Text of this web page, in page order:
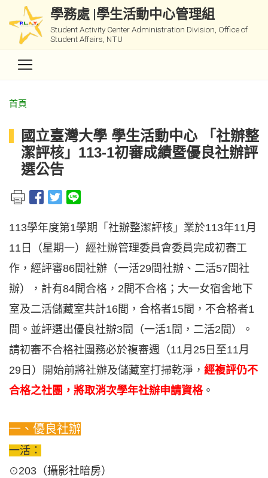
學務處 |學生活動中心管理組
Student Activity Center Administration Division, Office of
Student Affairs, NTU
首頁
國立臺灣大學 學生活動中心 「社辦整
潔評核」113-1初審成績暨優良社辦評
選公告
113學年度第1學期「社辦整潔評核」業於113年11月
11日（星期一）經社辦管理委員會委員完成初審工
作，經評審86間社辦（一活29間社辦、二活57間社
辦），計有84間合格，2間不合格；大一女宿舍地下
室及二活儲藏室共計16間，合格者15間，不合格者1
間。並評選出優良社辦3間（一活1間，二活2間）。
請初審不合格社團務必於複審週（11月25日至11月
29日）開始前將社辦及儲藏室打掃乾淨， 經複評仍不
合格之社團，將取消次學年社辦申請資格。
一、優良社辦
一活：
⊙203 （攝影社暗房）